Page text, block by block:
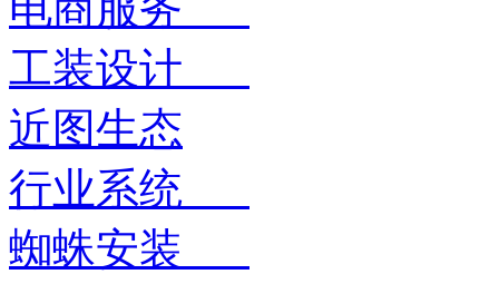
工装设计
近图生态
行业系统
蜘蛛安装